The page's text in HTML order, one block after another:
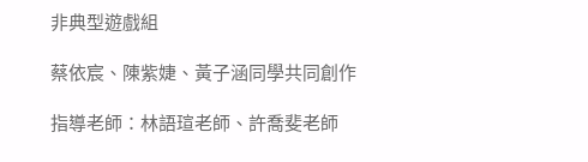
非典型遊戲組
蔡依宸、陳紫婕、黃子涵同學共同創作
指導老師：林語瑄老師、許喬斐老師